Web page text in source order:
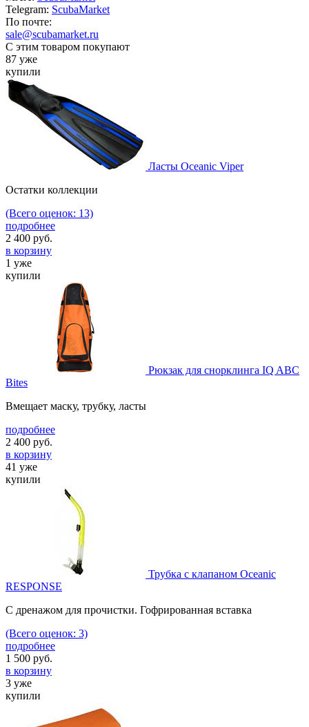
Telegram: ScubaMarket
По почте:
sale@scubamarket.ru
С этим товаром покупают
87 уже
купили
Ласты Oceanic Viper
Остатки коллекции
(Всего оценок: 13)
подробнее
2 400 руб.
в корзину
1 уже
купили
Рюкзак для снорклинга IQ ABC
Bites
Вмещает маску, трубку, ласты
подробнее
2 400 руб.
в корзину
41 уже
купили
Трубка с клапаном Oceanic
RESPONSE
С дренажом для прочистки. Гофрированная вставка
(Всего оценок: 3)
подробнее
1 500 руб.
в корзину
3 уже
купили